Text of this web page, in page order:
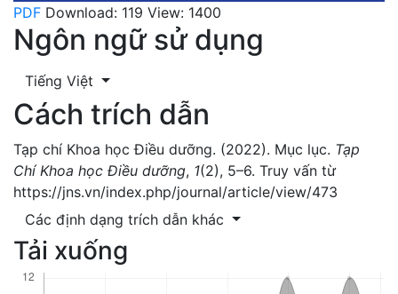
PDF Download: 119 View: 1400
Ngôn ngữ sử dụng
Tiếng Việt
Cách trích dẫn
Tạp chí Khoa học Điều dưỡng. (2022). Mục lục. Tạp
Chí Khoa học Điều dưỡng, 1(2), 5–6. Truy vấn từ
https://jns.vn/index.php/journal/article/view/473
Các định dạng trích dẫn khác
Tải xuống